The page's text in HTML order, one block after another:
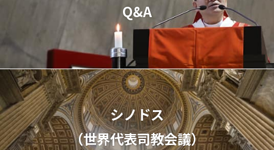
Q&A
シノドス
（世界代表司教会議）